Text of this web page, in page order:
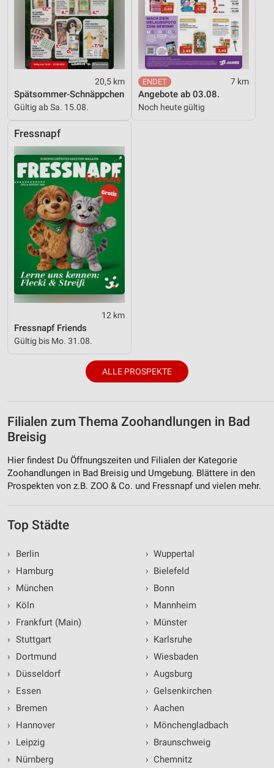
20,5 km
Spätsommer-Schnäppchen
Gültig ab Sa. 15.08.
7 km
Angebote ab 03.08.
Noch heute gültig
Fressnapf
12 km
Fressnapf Friends
Gültig bis Mo. 31.08.
ALLE PROSPEKTE
Filialen zum Thema Zoohandlungen in Bad
Breisig
Hier findest Du Öffnungszeiten und Filialen der Kategorie
Zoohandlungen in Bad Breisig und Umgebung. Blättere in den
Prospekten von z.B. ZOO & Co. und Fressnapf und vielen mehr.
Top Städte
›
Berlin
›
Hamburg
›
München
›
Köln
›
Frankfurt (Main)
› Stuttgart
›
Dortmund
›
Düsseldorf
›
Essen
›
Bremen
›
Hannover
›
Leipzig
›
Nürnberg
› Wuppertal
› Bielefeld
› Bonn
› Mannheim
› Münster
› Karlsruhe
› Wiesbaden
› Augsburg
› Gelsenkirchen
› Aachen
› Mönchengladbach
› Braunschweig
› Chemnitz